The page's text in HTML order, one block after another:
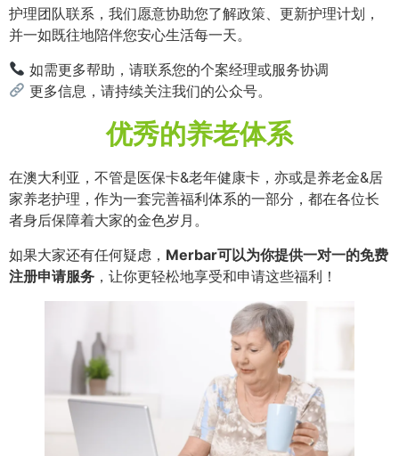
护理团队联系，我们愿意协助您了解政策、更新护理计划，
并一如既往地陪伴您安心生活每一天。
如需更多帮助，请联系您的个案经理或服务协调
更多信息，请持续关注我们的公众号。
优秀的养老体系
在澳大利亚，不管是医保卡&老年健康卡，亦或是养老金&居
家养老护理，作为一套完善福利体系的一部分，都在各位长
者身后保障着大家的金色岁月。
如果大家还有任何疑虑， Merbar可以为你提供一对一的免费
注册申请服务 ，让你更轻松地享受和申请这些福利！